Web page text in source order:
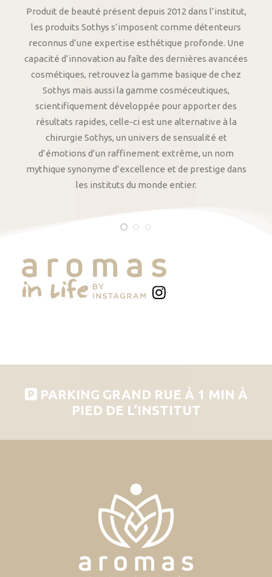
Produit de beauté présent depuis 2012 dans l’institut,
les produits Sothys s’imposent comme détenteurs
reconnus d’une expertise esthétique profonde. Une
capacité d’innovation au faîte des dernières avancées
cosmétiques, retrouvez la gamme basique de chez
Sothys mais aussi la gamme cosméceutiques,
scientifiquement développée pour apporter des
résultats rapides, celle-ci est une alternative à la
chirurgie Sothys, un univers de sensualité et
d’émotions d’un raffinement extrême, un nom
mythique synonyme d’excellence et de prestige dans
les instituts du monde entier.
PARKING GRAND RUE À 1 MIN À
PIED DE L’INSTITUT